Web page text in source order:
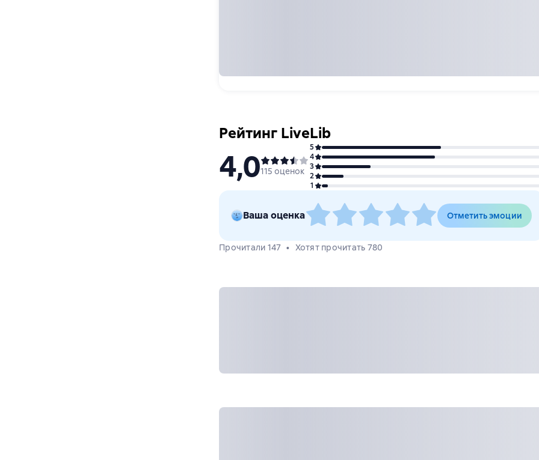
Рейтинг LiveLib
4,0115 оценок
5
4
3
2
1
Ваша оценка Отметить эмоции
Прочитали 147 Хотят прочитать 780